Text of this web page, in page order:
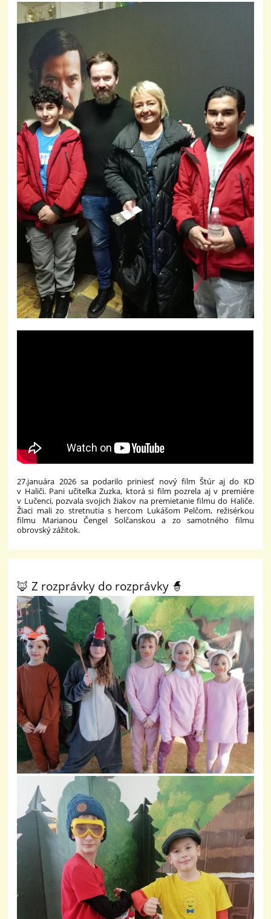
27.januára 2026 sa podarilo priniesť nový film Štúr aj do KD
v Haliči. Pani učiteľka Zuzka, ktorá si film pozrela aj v premiére
v Lučenci, pozvala svojich žiakov na premietanie filmu do Haliče.
Žiaci mali zo stretnutia s hercom Lukášom Pelčom, režisérkou
filmu Marianou Čengel Solčanskou a zo samotného filmu
obrovský zážitok.
🦊 Z rozprávky do rozprávky 🧙